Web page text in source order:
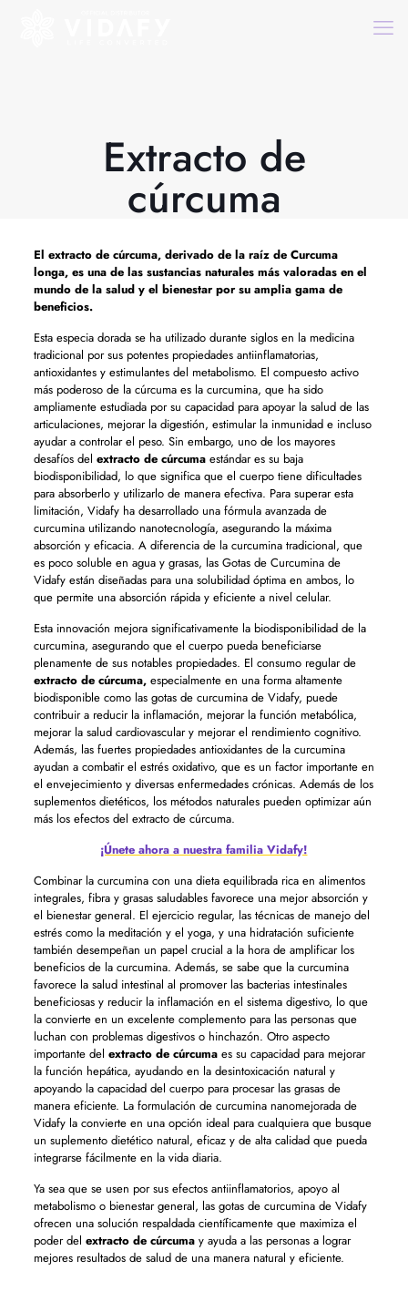
Extracto de
cúrcuma
El extracto de cúrcuma,derivado de la raíz de Curcuma
longa, es una de las sustancias naturales más valoradas en el
mundo de la salud y el bienestar por su amplia gama de
beneficios.
Esta especia dorada se ha utilizado durante siglos en la medicina
tradicional por sus potentes propiedades antiinflamatorias,
antioxidantes y estimulantes del metabolismo. El compuesto activo
más poderoso de la cúrcuma es la curcumina, que ha sido
ampliamente estudiada por su capacidad para apoyar la salud de las
articulaciones, mejorar la digestión, estimular la inmunidad e incluso
ayudar a controlar el peso. Sin embargo, uno de los mayores
desafíos del extracto de cúrcumaestándar es su baja
biodisponibilidad, lo que significa que el cuerpo tiene dificultades
para absorberlo y utilizarlo de manera efectiva. Para superar esta
limitación, Vidafy ha desarrollado una fórmula avanzada de
curcumina utilizando nanotecnología, asegurando la máxima
absorción y eficacia. A diferencia de la curcumina tradicional, que
es poco soluble en agua y grasas, las Gotas de Curcumina de
Vidafy están diseñadas para una solubilidad óptima en ambos, lo
que permite una absorción rápida y eficiente a nivel celular.
Esta innovación mejora significativamente la biodisponibilidad de la
curcumina, asegurando que el cuerpo pueda beneficiarse
plenamente de sus notables propiedades. El consumo regular de
extracto de cúrcuma,especialmente en una forma altamente
biodisponible como las gotas de curcumina de Vidafy, puede
contribuir a reducir la inflamación, mejorar la función metabólica,
mejorar la salud cardiovascular y mejorar el rendimiento cognitivo.
Además, las fuertes propiedades antioxidantes de la curcumina
ayudan a combatir el estrés oxidativo, que es un factor importante en
el envejecimiento y diversas enfermedades crónicas. Además de los
suplementos dietéticos, los métodos naturales pueden optimizar aún
más los efectos del extracto de cúrcuma.
¡Únete ahora a nuestra familia Vidafy!
Combinar la curcumina con una dieta equilibrada rica en alimentos
integrales, fibra y grasas saludables favorece una mejor absorción y
el bienestar general. El ejercicio regular, las técnicas de manejo del
estrés como la meditación y el yoga, y una hidratación suficiente
también desempeñan un papel crucial a la hora de amplificar los
beneficios de la curcumina. Además, se sabe que la curcumina
favorece la salud intestinal al promover las bacterias intestinales
beneficiosas y reducir la inflamación en el sistema digestivo, lo que
la convierte en un excelente complemento para las personas que
luchan con problemas digestivos o hinchazón. Otro aspecto
importante del extracto de cúrcumaes su capacidad para mejorar
la función hepática, ayudando en la desintoxicación natural y
apoyando la capacidad del cuerpo para procesar las grasas de
manera eficiente. La formulación de curcumina nanomejorada de
Vidafy la convierte en una opción ideal para cualquiera que busque
un suplemento dietético natural, eficaz y de alta calidad que pueda
integrarse fácilmente en la vida diaria.
Ya sea que se usen por sus efectos antiinflamatorios, apoyo al
metabolismo o bienestar general, las gotas de curcumina de Vidafy
ofrecen una solución respaldada científicamente que maximiza el
poder del extracto de cúrcumay ayuda a las personas a lograr
mejores resultados de salud de una manera natural y eficiente.